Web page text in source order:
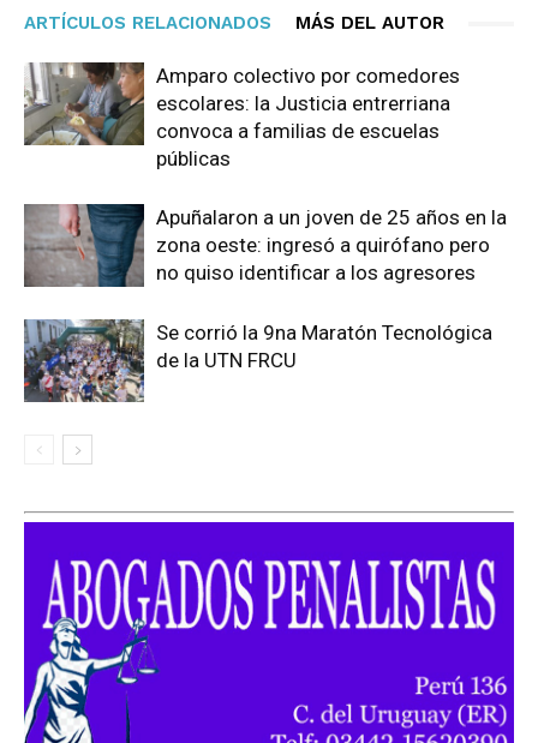
ARTÍCULOS RELACIONADOS MÁS DEL AUTOR
Amparo colectivo por comedores
escolares: la Justicia entrerriana
convoca a familias de escuelas
públicas
Apuñalaron a un joven de 25 años en la
zona oeste: ingresó a quirófano pero
no quiso identificar a los agresores
Se corrió la 9na Maratón Tecnológica
de la UTN FRCU